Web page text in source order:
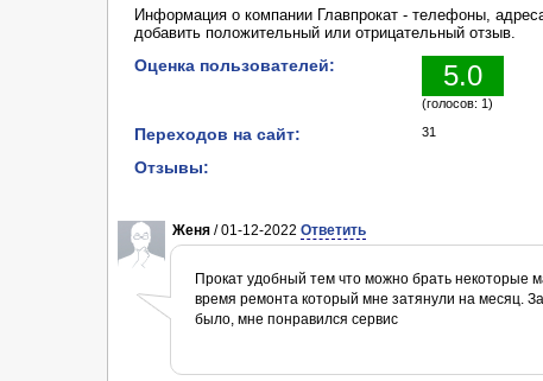
Информация о компании Главпрокат - телефоны,
добавить положительный или отрицательный отзыв.
Оценка пользователей: 5.0
(голосов: 1)
Переходов на сайт: 31
Отзывы:
Женя / 01-12-2022 Ответить
Прокат удобный тем что можно брать некоторые
время ремонта который мне затянули на месяц.
было, мне понравился сервис